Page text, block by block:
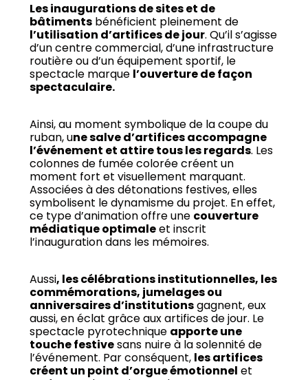
Les inaugurations de sites et de
bâtiments bénéficient pleinement de
l’utilisation d’artifices de jour. Qu’il s’agisse
d’un centre commercial, d’une infrastructure
routière ou d’un équipement sportif, le
spectacle marque l’ouverture de façon
spectaculaire.
Ainsi, au moment symbolique de la coupe du
ruban, une salve d’artifices accompagne
l’événement et attire tous les regards. Les
colonnes de fumée colorée créent un
moment fort et visuellement marquant.
Associées à des détonations festives, elles
symbolisent le dynamisme du projet. En effet,
ce type d’animation offre une couverture
médiatique optimaleet inscrit
l’inauguration dans les mémoires.
Aussi, les célébrations institutionnelles, les
commémorations, jumelages ou
anniversaires d’institutionsgagnent, eux
aussi, en éclat grâce aux artifices de jour. Le
spectacle pyrotechnique apporte une
touche festivesans nuire à la solennité de
l’événement. Par conséquent, les artifices
créent un point d’orgue émotionnel et